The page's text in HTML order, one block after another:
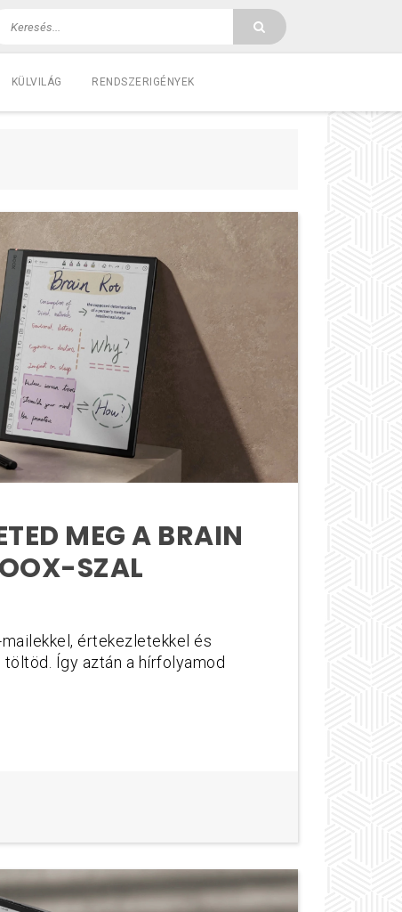
KÜLVILÁG RENDSZERIGÉNYEK
MEG A BRAIN
SZAL
értekezletekkel és
Így aztán a hírfolyamod